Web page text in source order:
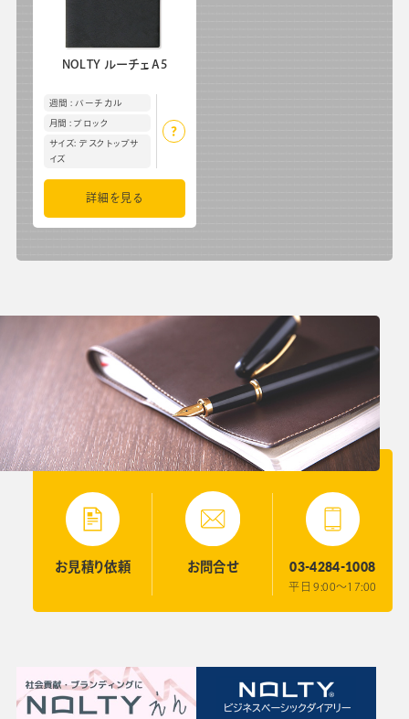
NOLTY ルーチェ A5
週間 : バーチカル
月間 : ブロック
サイズ: デスクトップサ
イズ
詳細を見る
お見積り依頼 お問合せ 03-4284-1008
平日 9:00〜17:00